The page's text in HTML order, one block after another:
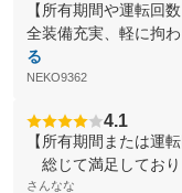
【所有期間や運転回
全装備充実、軽に拘
る
NEKO9362
4.1
【所有期間または運
総じて満足しており
さんなな